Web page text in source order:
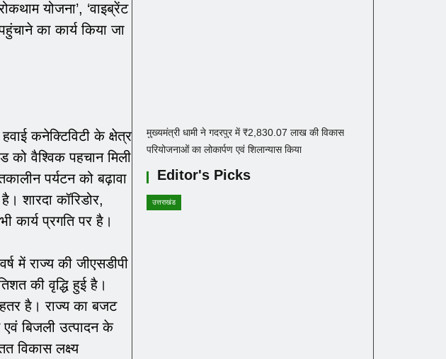
योजना’, ‘वाइब्रेंट
का कार्य किया जा
कनेक्टिविटी के क्षेत्र
वैश्विक पहचान मिली
पर्यटन को बढ़ावा
शारदा कॉरिडोर,
कार्य प्रगति पर है।
में राज्य की जीएसडीपी
की वृद्धि हुई है।
है। राज्य का बजट
बिजली उत्पादन के
विकास लक्ष्य
मुख्यमंत्री धामी ने गदरपुर में ₹2,830.07 लाख की विकास
परियोजनाओं का लोकार्पण एवं शिलान्यास किया
Editor's Picks
उत्तराखंड